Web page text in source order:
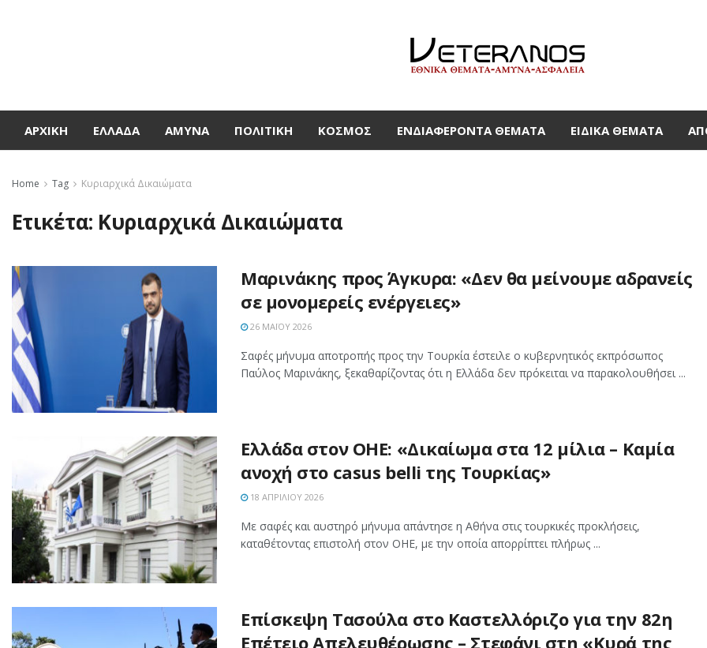
ΑΡΧΙΚΉ ΕΛΛΆΔΑ ΆΜΥΝΑ ΠΟΛΙΤΙΚΉ ΚΌΣΜΟΣ ΕΝΔΙΑΦΈΡΟΝΤΑ ΘΈΜΑΤΑ ΕΙΔΙΚΆ ΘΈΜΑΤΑ
Home Tag Κυριαρχικά Δικαιώματα
Ετικέτα: Κυριαρχικά Δικαιώματα
Μαρινάκης προς Άγκυρα: «Δεν θα μείνουμε αδρανείς
σε μονομερείς ενέργειες»
26 ΜΑΪ́ΟΥ 2026
Σαφές μήνυμα αποτροπής προς την Τουρκία έστειλε ο κυβερνητικός εκπρόσωπος
Παύλος Μαρινάκης, ξεκαθαρίζοντας ότι η Ελλάδα δεν πρόκειται να παρακολουθήσει ...
Ελλάδα στον ΟΗΕ: «Δικαίωμα στα 12 μίλια – Καμία
ανοχή στο casus belli της Τουρκίας»
18 ΑΠΡΙΛΊΟΥ 2026
Με σαφές και αυστηρό μήνυμα απάντησε η Αθήνα στις τουρκικές προκλήσεις,
καταθέτοντας επιστολή στον ΟΗΕ, με την οποία απορρίπτει πλήρως ...
Επίσκεψη Τασούλα στο Καστελλόριζο για την 82η
Επέτειο Απελευθέρωσης – Στεφάνι στη «Κυρά της